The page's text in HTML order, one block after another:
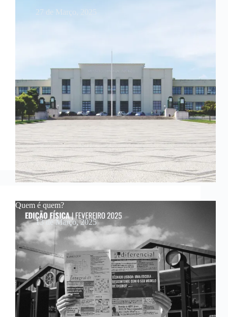
27 de Março, 2025
Quem é quem?
13 de Março, 2025